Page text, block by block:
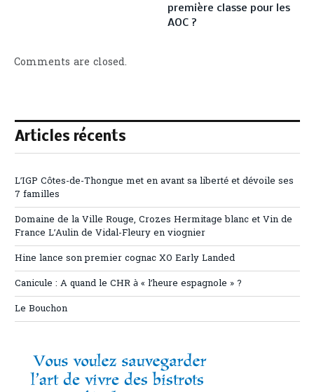
première classe pour les
AOC ?
Comments are closed.
Articles récents
L’IGP Côtes-de-Thongue met en avant sa liberté et dévoile ses
7 familles
Domaine de la Ville Rouge, Crozes Hermitage blanc et Vin de
France L’Aulin de Vidal-Fleury en viognier
Hine lance son premier cognac XO Early Landed
Canicule : A quand le CHR à « l’heure espagnole » ?
Le Bouchon